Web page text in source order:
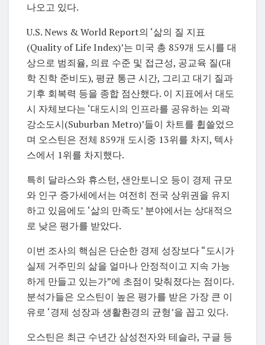
나오고 있다.
U.S. News & World Report의 ‘삶의 질 지표
(Quality of Life Index)’는 미국 총 859개 도시를 대
상으로 범죄율, 의료 수준 및 접근성, 공교육 질(대
학 진학 준비도), 평균 통근 시간, 그리고 대기 질과
기후 회복력 등을 종합 점산했다. 이 지표에서 대도
시 자체보다는 ‘대도시의 인프라를 공유하는 외곽
강소도시(Suburban Metro)’들이 차트를 휩쓸었으
며 오스틴은 전체 859개 도시중 13위를 차지, 텍사
스에서 1위를 차지했다.
특히 달라스와 휴스턴, 샌안토니오 등이 경제 규모
와 인구 증가세에서는 여전히 전국 상위권을 유지
하고 있음에도 ‘삶의 만족도’ 분야에서는 상대적으
로 낮은 평가를 받았다.
이번 조사의 핵심은 단순한 경제 성장보다 “도시가
실제 거주민의 삶을 얼마나 안정적이고 지속 가능
하게 만들고 있는가”에 초점이 맞춰졌다는 점이다.
분석가들은 오스틴이 높은 평가를 받은 가장 큰 이
유로 ‘경제 성장과 생활환경의 균형’을 꼽고 있다.
오스틴은 최근 수년간 삼성전자와 테슬라, 구글 등